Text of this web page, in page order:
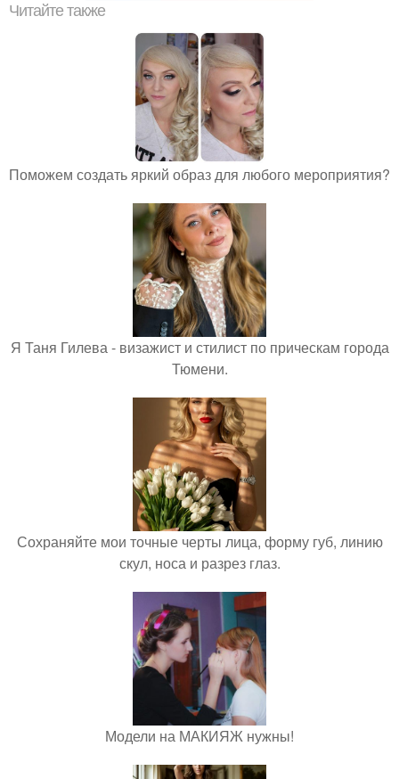
Читайте также
Поможем создать яркий образ для любого мероприятия?
Я Таня Гилева - визажист и стилист по прическам города
Тюмени.
Сохраняйте мои точные черты лица, форму губ, линию
скул, носа и разрез глаз.
Модели на МАКИЯЖ нужны!